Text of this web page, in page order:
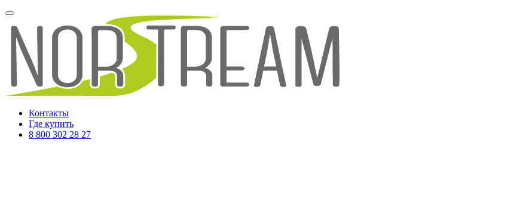
Контакты
Где купить
8 800 302 28 27